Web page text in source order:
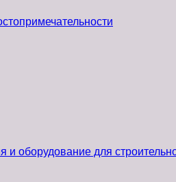
и оборудование для